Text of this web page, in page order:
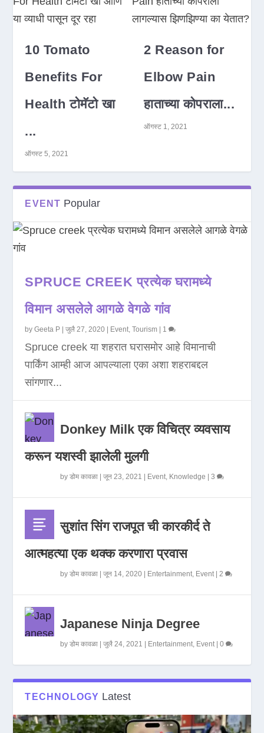
10 Tomato
Benefits For
Health टोमॅटो खा
...
ऑगस्ट 5, 2021
2 Reason for
Elbow Pain
हाताच्या कोपराला...
ऑगस्ट 1, 2021
EVENT Popular
SPRUCE CREEK प्रत्येक घरामध्ये
विमान असलेले आगळे वेगळे गांव
byGeeta P |जुलै 27, 2020 Event,Tourism 1
Spruce creek या शहरात घरासमोर आहे विमानाची
पार्किंग आम्ही आज आपल्याला एका अशा शहराबद्दल
सांगणार...
Donkey Milk एक विचित्र व्यवसाय
करून यशस्वी झालेली मुलगी
byडोम कावळा |जून 23, 2021 Event, Knowledge |3
सुशांत सिंग राजपूत ची कारकीर्द ते
आत्महत्या एक थक्क करणारा प्रवास
byडोम कावळा |जून 14, 2020 Entertainment, Event|2
Japanese Ninja Degree
byडोम कावळा |जुलै 24, 2021 Entertainment, Event|0
TECHNOLOGY Latest